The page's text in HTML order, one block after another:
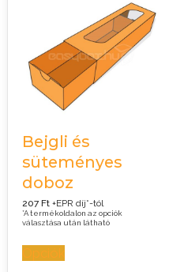
Bejgli és
süteményes
doboz
207 Ft+EPR díj*-tól
*A termékoldalon az opciók
választása után látható
Opciók